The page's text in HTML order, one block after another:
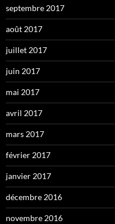
septembre 2017
août 2017
juillet 2017
juin 2017
mai 2017
avril 2017
mars 2017
février 2017
janvier 2017
décembre 2016
novembre 2016